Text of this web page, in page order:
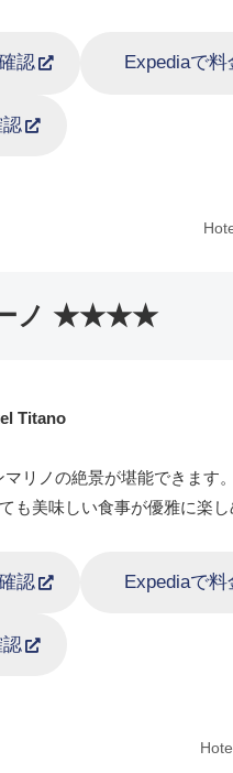
認 Expediaで
ーノ ★★★★
Titano
リノの絶景が堪能できま
も美味しい食事が優雅に楽
認 Expediaで